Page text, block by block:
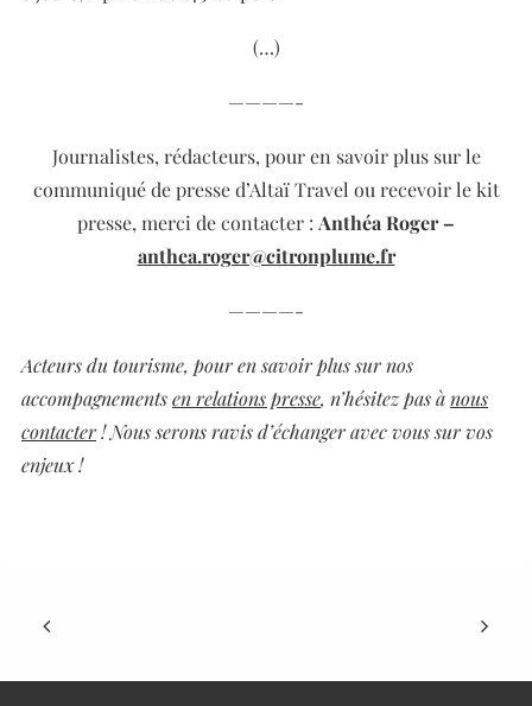
(…)
————-
Journalistes, rédacteurs, pour en savoir plus sur le
communiqué de presse d’Altaï Travel ou recevoir le kit
presse, merci de contacter : AnthéaRoger –
anthea.roger@citronplume.fr
————-
Acteurs du tourisme, pour en savoir plus sur nos
accompagnementsen relations presse, n’hésitez pas ànous
contacter! Nous serons ravis d’échanger avec vous sur vos
enjeux !